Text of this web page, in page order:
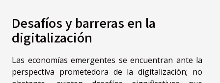
Desafíos y barreras en la
digitalización
Las economías emergentes se encuentran ante la
perspectiva prometedora de la digitalización; no